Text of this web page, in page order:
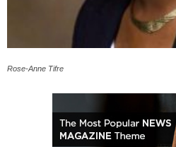
Rose-Anne Tifre